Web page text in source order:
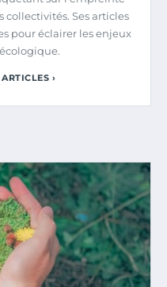
collectivités. Ses articles
pour éclairer les enjeux
›